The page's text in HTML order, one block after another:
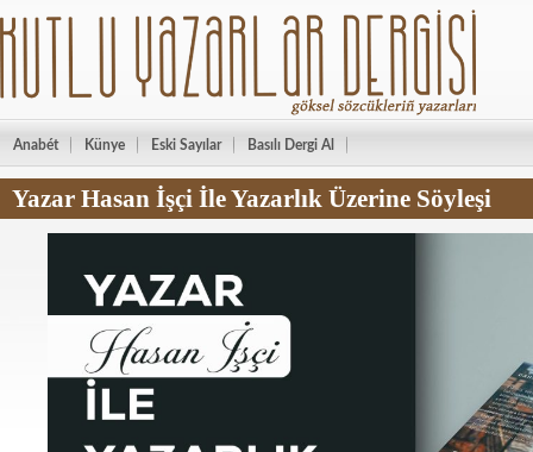
Anabét Künye Eski Sayılar Basılı Dergi Al
Yazar Hasan İşçi İle Yazarlık Üzerine Söyleşi